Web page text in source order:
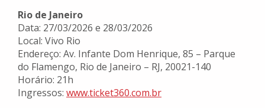
Rio de Janeiro
Data: 27/03/2026 e 28/03/2026
Local: Vivo Rio
Endereço: Av. Infante Dom Henrique, 85 – Parque
do Flamengo, Rio de Janeiro – RJ, 20021-140
Horário: 21h
Ingressos: www.ticket360.com.br